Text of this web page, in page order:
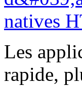
Les
rapide,